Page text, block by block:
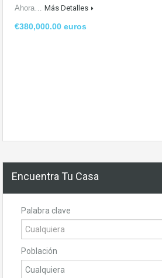
Ahora… Más Detalles
€380,000.00 euros
Encuentra Tu Casa
Palabra clave
Población